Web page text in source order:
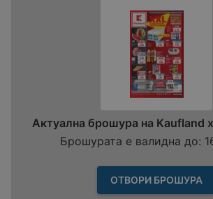
Актуална брошура на Kaufland
Брошурата е валидна до:
ОТВОРИ БРОШУРА